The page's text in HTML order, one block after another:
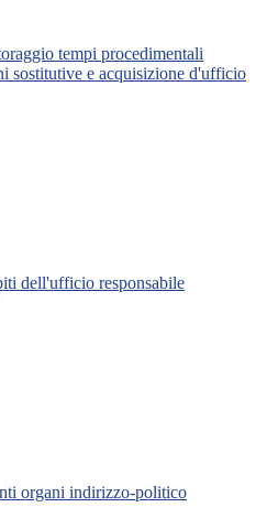
tempi procedimentali
sostitutive e acquisizione d'ufficio
dell'ufficio responsabile
organi indirizzo-politico